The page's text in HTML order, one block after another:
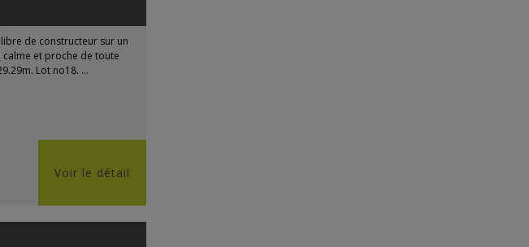
de constructeur sur un
et proche de toute
Lot no18. ...
Voir le détail